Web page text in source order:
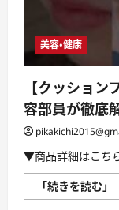
#
ー
い
て
む
美容・健康
【クッショ
容部員が徹底
▼商品詳細はこ
「続きを読む」